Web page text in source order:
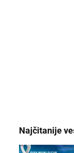
Najčitanije